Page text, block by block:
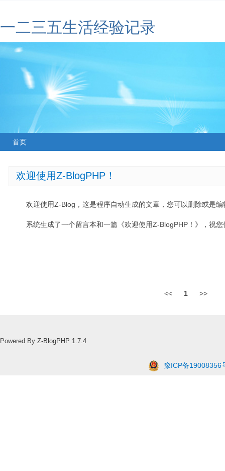
一二三五生活经验记录
首页
欢迎使用Z-BlogPHP！
欢迎使用Z-Blog，这是程序自动生成的文章，您可以删除或是编
系统生成了一个留言本和一篇《欢迎使用Z-BlogPHP！》，祝
<< 1 >>
Powered By Z-BlogPHP 1.7.4
豫ICP备19008356